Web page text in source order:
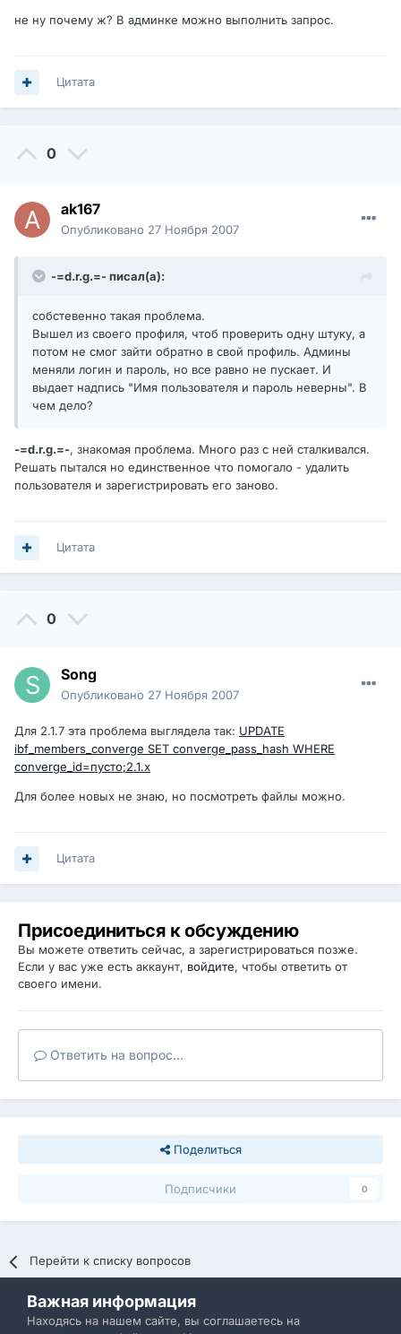
не ну почему ж? В админке можно выполнить запрос.
Цитата
0
ak167
Опубликовано 27 Ноября 2007
-=d.r.g.=- писал(а):
собстевенно такая проблема.
Вышел из своего профиля, чтоб проверить одну штуку, а
потом не смог зайти обратно в свой профиль. Админы
меняли логин и пароль, но все равно не пускает. И
выдает надпись "Имя пользователя и пароль неверны". В
чем дело?
-=d.r.g.=-, знакомая проблема. Много раз с ней сталкивался.
Решать пытался но единственное что помогало - удалить
пользователя и зарегистрировать его заново.
Цитата
0
Song
Опубликовано 27 Ноября 2007
Для 2.1.7 эта проблема выглядела так: UPDATE
ibf_members_converge SET converge_pass_hash WHERE
converge_id=пусто;2.1.x
Для более новых не знаю, но посмотреть файлы можно.
Цитата
Присоединиться к обсуждению
Вы можете ответить сейчас, а зарегистрироваться позже.
Если у вас уже есть аккаунт, войдите, чтобы ответить от
своего имени.
Ответить на вопрос...
Поделиться
Подписчики 0
Перейти к списку вопросов
Политика конфиденциальности Обратная связь
Важная информация
Находясь на нашем сайте, вы соглашаетесь на